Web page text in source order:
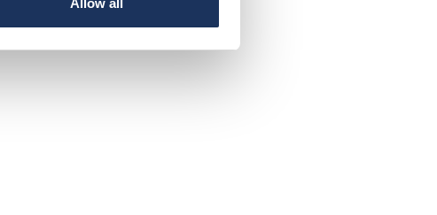
Allow all